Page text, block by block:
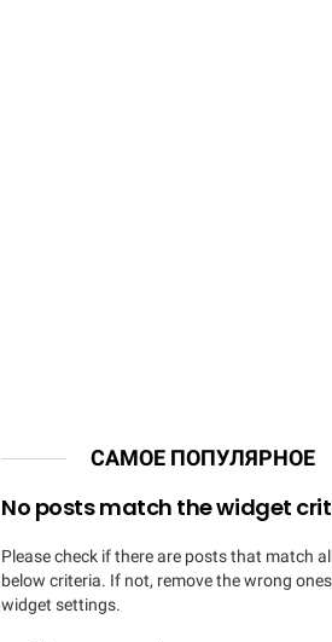
САМОЕ ПОПУЛЯРНОЕ
No posts match the widget
Please check if there are posts that match
below criteria. If not, remove the wrong
widget settings.